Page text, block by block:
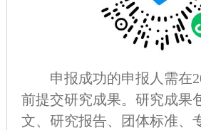
申报成功的申报人需在
前提交研究成果。研究成果
文、研究报告、团体标准、